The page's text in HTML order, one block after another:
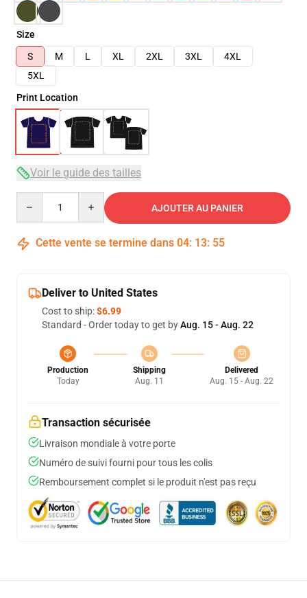
Size
S
M L XL 2XL 3XL
4XL
5XL
Print Location
Voir le guide des tailles
AJOUTER AU PANIER
Cette vente se termine dans 04: 13: 54
Deliver to United States
Cost to ship:$6.99
Standard - Order today to get byAug. 15 - Aug. 22
Production
Today
Shipping
Aug. 11
Delivered
Aug. 15 - Aug. 22
Transaction sécurisée
Livraison mondiale à votre porte
Numéro de suivi fourni pour tous les colis
Remboursement complet si le produit n'est pas reçu